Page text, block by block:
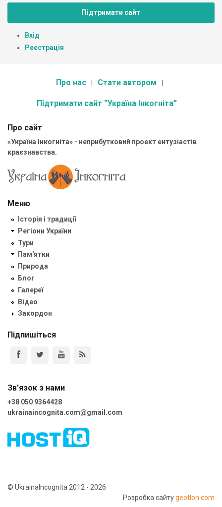
Підтримати сайт
Вхід
Реєстрація
Про нас Стати автором
Підтримати сайт “Україна Інкогніта”
Про сайт
«Україна Інкогніта» - неприбутковий проект ентузіастів
краєзнавства.
Меню
Історія і традиції
Регіони України
Тури
Пам'ятки
Природа
Блог
Галереї
Відео
Закордон
Підпишіться
Зв'язок з нами
+38 050 9364428
ukrainaincognita.com@gmail.com
© UkrainaIncognita 2012 - 2026
Розробка сайтуgeotlon.com